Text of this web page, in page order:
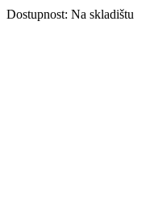
Dostupnost: Na skladištu